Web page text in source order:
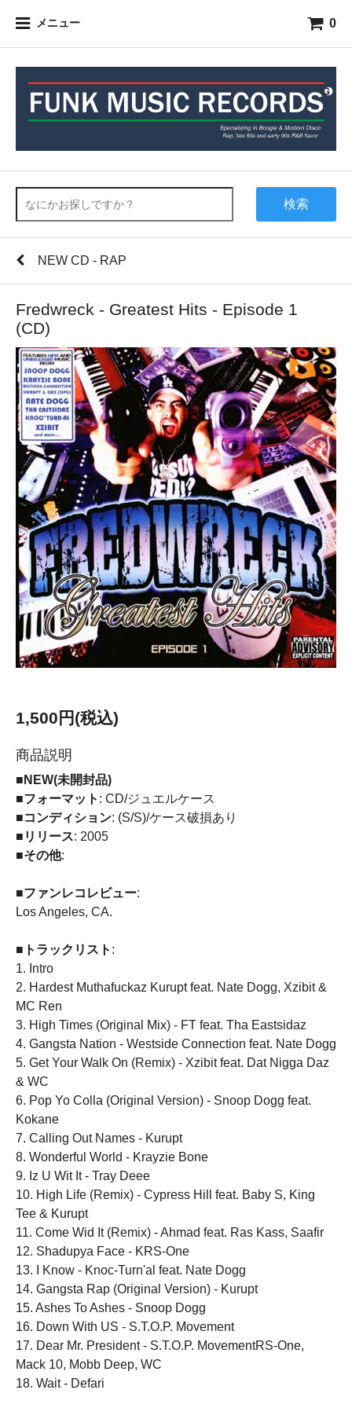
メニュー 0
検索
NEW CD - RAP
Fredwreck - Greatest Hits - Episode 1
(CD)
1,500円(税込)
商品説明
■NEW(未開封品)
■フォーマット : CD/ジュエルケース
■コンディション: (S/S)/ケース破損あり
■リリース: 2005
■その他:
■ファンレコレビュー:
Los Angeles, CA.
■トラックリスト :
1. Intro
2. Hardest Muthafuckaz Kurupt feat. Nate Dogg, Xzibit &
MC Ren
3. High Times (Original Mix) - FT feat. Tha Eastsidaz
4. Gangsta Nation - Westside Connection feat. Nate Dogg
5. Get Your Walk On (Remix) - Xzibit feat. Dat Nigga Daz
& WC
6. Pop Yo Colla (Original Version) - Snoop Dogg feat.
Kokane
7. Calling Out Names - Kurupt
8. Wonderful World - Krayzie Bone
9. Iz U Wit It - Tray Deee
10. High Life (Remix) - Cypress Hill feat. Baby S, King
Tee & Kurupt
11. Come Wid It (Remix) - Ahmad feat. Ras Kass, Saafir
12. Shadupya Face - KRS-One
13. I Know - Knoc-Turn'al feat. Nate Dogg
14. Gangsta Rap (Original Version) - Kurupt
15. Ashes To Ashes - Snoop Dogg
16. Down With US - S.T.O.P. Movement
17. Dear Mr. President - S.T.O.P. MovementRS-One,
Mack 10, Mobb Deep, WC
18. Wait - Defari